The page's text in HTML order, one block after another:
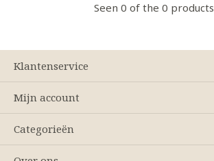
Seen 0 of the 0 products
Klantenservice
Mijn account
Categorieën